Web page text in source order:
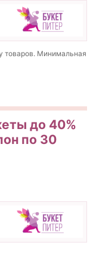
товаров. Минимальная
до 40%
по 30